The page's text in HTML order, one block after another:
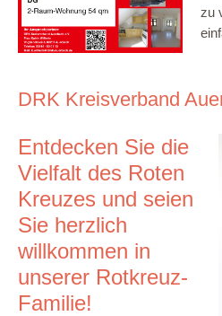
zu
DRK Kreisverband
Entdecken Sie die
Vielfalt des Roten
Kreuzes und seien
Sie herzlich
willkommen in
unserer Rotkreuz-
Familie!